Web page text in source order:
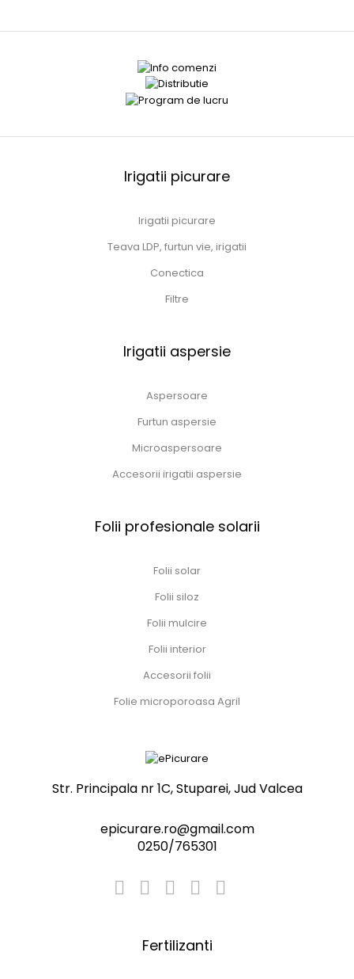
Irigatii picurare
Irigatii picurare
Teava LDP, furtun vie, irigatii
Conectica
Filtre
Irigatii aspersie
Aspersoare
Furtun aspersie
Microaspersoare
Accesorii irigatii aspersie
Folii profesionale solarii
Folii solar
Folii siloz
Folii mulcire
Folii interior
Accesorii folii
Folie microporoasa Agril
Str. Principala nr 1C, Stuparei, Jud Valcea
epicurare.ro@gmail.com
0250/765301
Fertilizanti